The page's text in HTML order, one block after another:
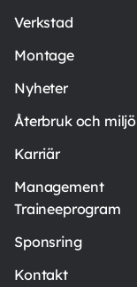
Verkstad
Montage
Nyheter
Återbruk och miljö
Karriär
Management
Traineeprogram
Sponsring
Kontakt